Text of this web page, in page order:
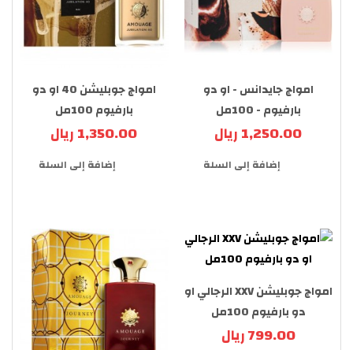
امواج جايدانس - او دو
بارفيوم - 100مل
1,250.00 ريال
إضافة إلى السلة
امواج جوبليشن 40 او دو
بارفيوم 100مل
1,350.00 ريال
إضافة إلى السلة
امواج جوبليشن XXV الرجالي او
دو بارفيوم 100مل
799.00 ريال